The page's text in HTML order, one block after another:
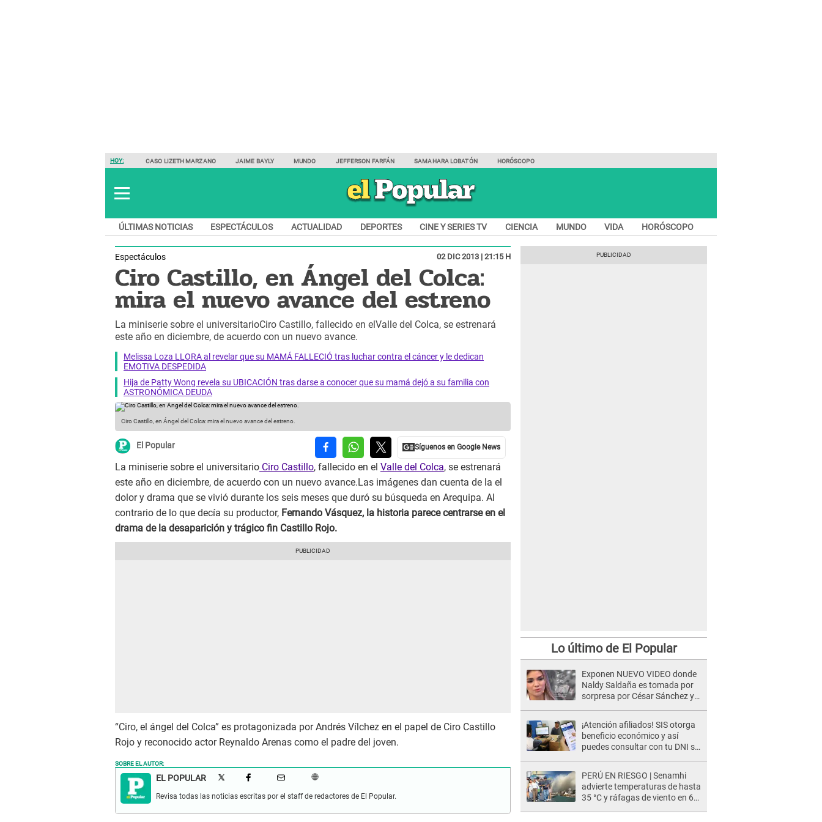
HOY: CASO LIZETH MARZANO JAIME BAYLY MUNDO JEFFERSON FARFÁN SAMAHARA LOBATÓN HORÓSCOPO
ÚLTIMAS NOTICIAS ESPECTÁCULOS ACTUALIDAD DEPORTES CINE Y SERIES TV CIENCIA MUNDO VIDA HORÓSCOPO
Espectáculos 02 DIC 2013 | 21:15 H
Ciro Castillo, en Ángel del Colca:
mira el nuevo avance del estreno
La miniserie sobre el universitarioCiro Castillo, fallecido en elValle del Colca, se estrenará
este año en diciembre, de acuerdo con un nuevo avance.
Melissa Loza LLORA al revelar que su MAMÁ FALLECIÓ tras luchar contra el cáncer y le dedican
EMOTIVA DESPEDIDA
Hija de Patty Wong revela su UBICACIÓN tras darse a conocer que su mamá dejó a su familia con
ASTRONÓMICA DEUDA
Ciro Castillo, en Ángel del Colca: mira el nuevo avance del estreno.
El Popular
La miniserie sobre el universitario Ciro Castillo, fallecido en el Valle del Colca, se estrenará
este año en diciembre, de acuerdo con un nuevo avance.Las imágenes dan cuenta de la el
dolor y drama que se vivió durante los seis meses que duró su búsqueda en Arequipa. Al
contrario de lo que decía su productor, Fernando Vásquez, la historia parece centrarse en el
drama de la desaparición y trágico fin Castillo Rojo.
“Ciro, el ángel del Colca” es protagonizada por Andrés Vílchez en el papel de Ciro Castillo
Rojo y reconocido actor Reynaldo Arenas como el padre del joven.
SOBRE EL AUTOR:
EL POPULAR
Revisa todas las noticias escritas por el staff de redactores de El Popular.
Lo último de El Popular
Exponen NUEVO VIDEO donde
Naldy Saldaña es tomada por
sorpresa por César Sánchez y
¡Atención afiliados! SIS otorga
beneficio económico y así
puedes consultar con tu DNI si
PERÚ EN RIESGO | Senamhi
advierte temperaturas de hasta
35 °C y ráfagas de viento en 6